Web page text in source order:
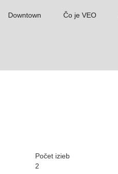
Downtown Čo je VEO
Počet izieb
2